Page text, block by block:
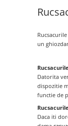
Rucsacurile
un
Datorita
dispozitie
functie de
Daca iti